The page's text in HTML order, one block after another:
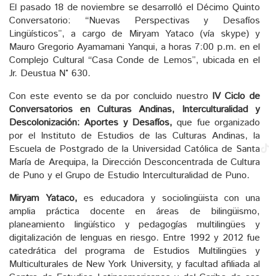
El pasado 18 de noviembre se desarrolló el Décimo Quinto
Conversatorio: “Nuevas Perspectivas y Desafíos
Lingüísticos”, a cargo de Miryam Yataco (vía skype) y
Mauro Gregorio Ayamamani Yanqui, a horas 7:00 p.m. en el
Complejo Cultural “Casa Conde de Lemos”, ubicada en el
Jr. Deustua N° 630.
Con este evento se da por concluido nuestro IV Ciclo de
Conversatorios en Culturas Andinas, Interculturalidad y
Descolonización: Aportes y Desafíos, que fue organizado
por el Instituto de Estudios de las Culturas Andinas, la
Escuela de Postgrado de la Universidad Católica de Santa
María de Arequipa, la Dirección Desconcentrada de Cultura
de Puno y el Grupo de Estudio Interculturalidad de Puno.
Miryam Yataco, es educadora y sociolingüista con una
amplia práctica docente en áreas de bilingüismo,
planeamiento lingüístico y pedagogías multilingües y
digitalización de lenguas en riesgo. Entre 1992 y 2012 fue
catedrática del programa de Estudios Multilingües y
Multiculturales de New York University, y facultad afiliada al